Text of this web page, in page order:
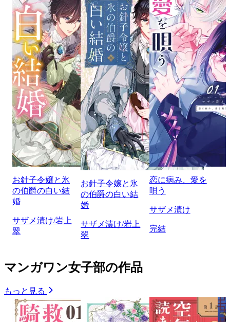
お針子令嬢と氷
の伯爵の白い結
婚
サザメ漬け/岩上
翠
お針子令嬢と氷
の伯爵の白い結
婚
サザメ漬け/岩上
翠
恋に病み、愛を
唄う
サザメ漬け
完結
マンガワン女子部の作品
もっと見る